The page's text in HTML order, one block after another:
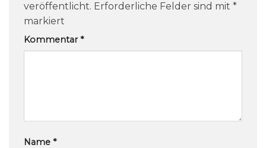
veröffentlicht. Erforderliche Felder sind mit *
markiert
Kommentar*
Name *